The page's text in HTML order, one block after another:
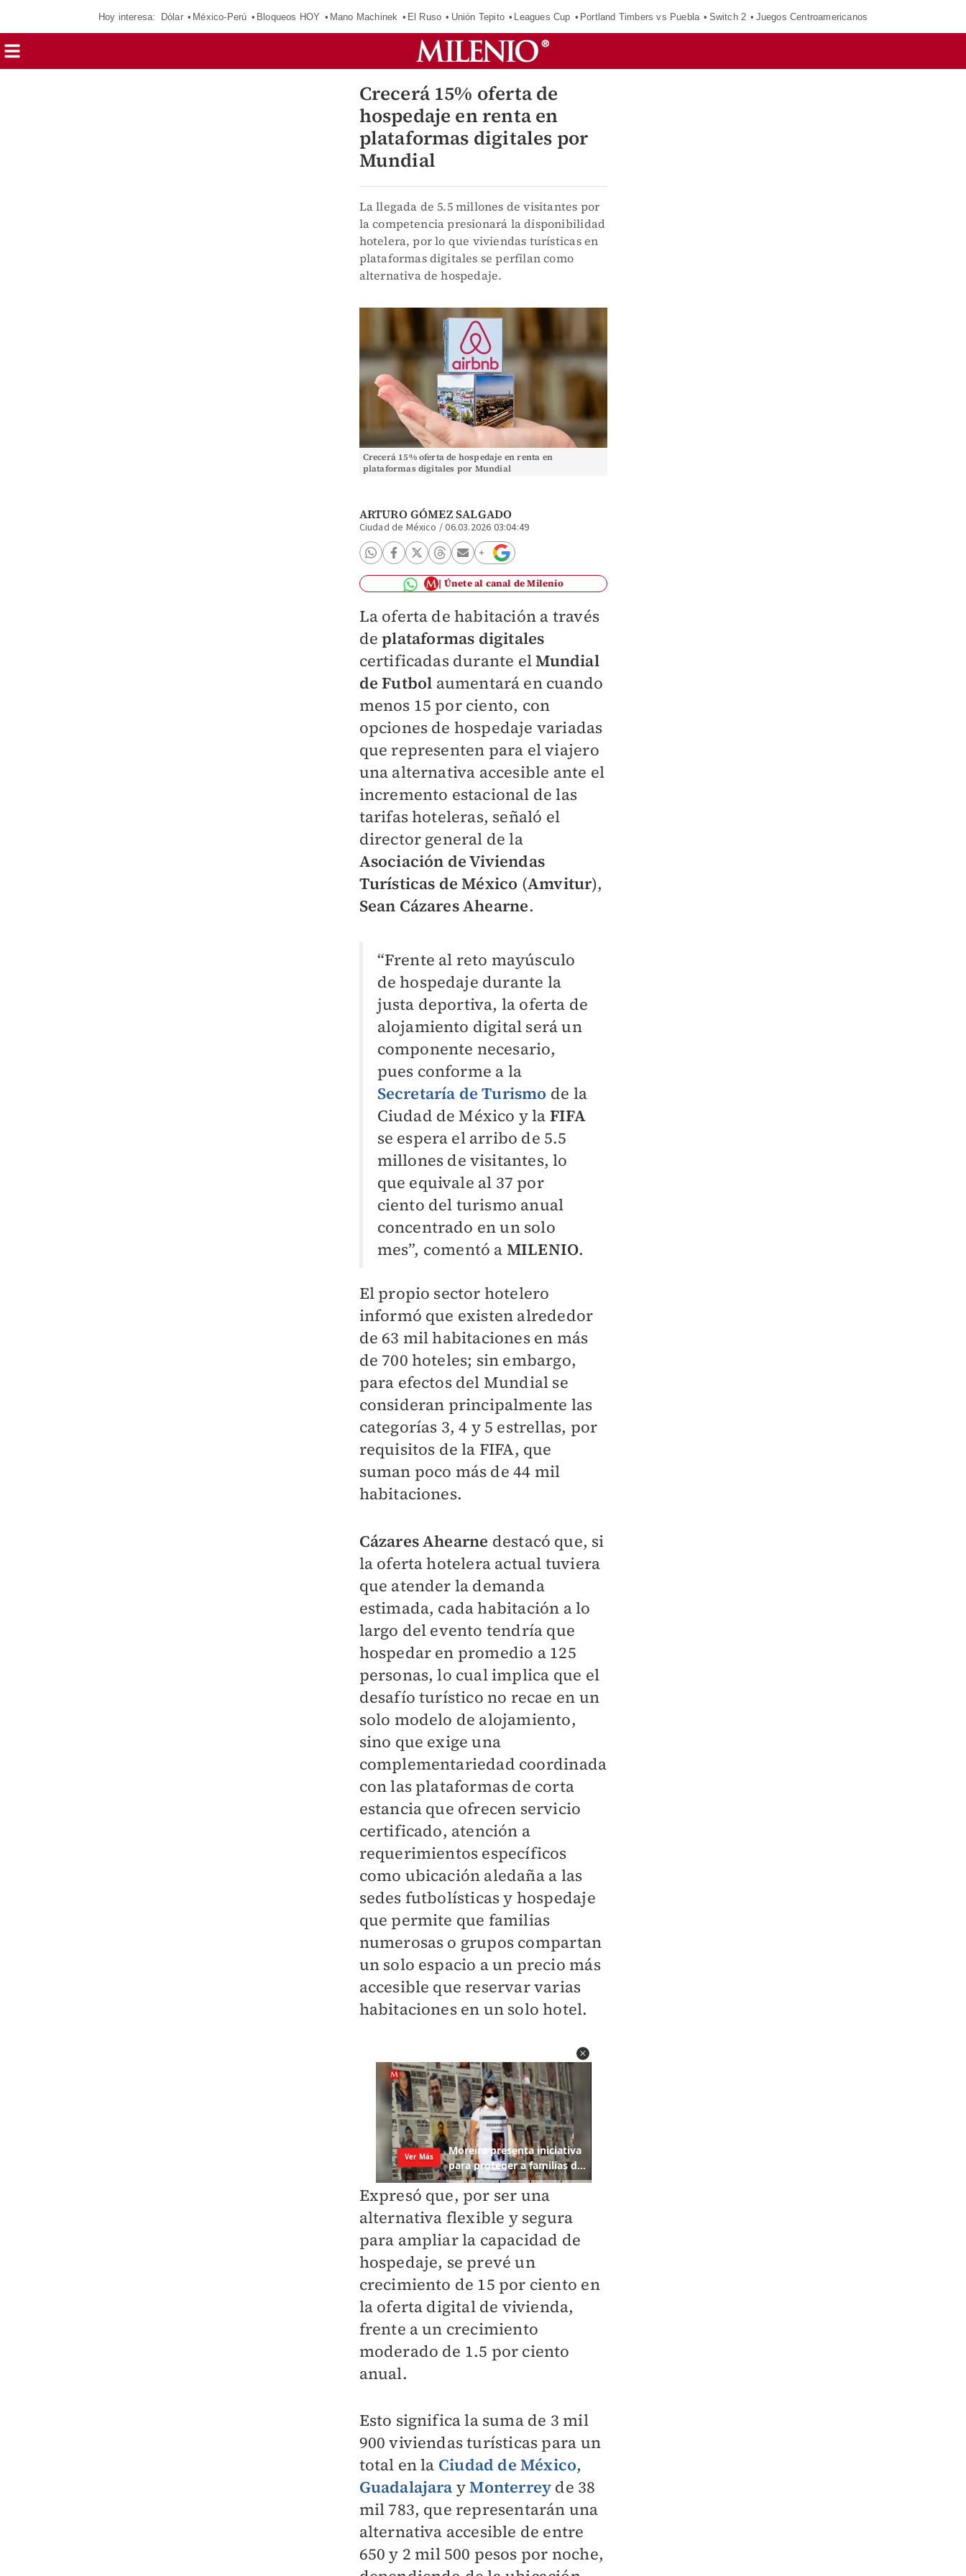
Hoy interesa: Dólar México-Perú Bloqueos HOY Mano Machinek El Ruso Unión Tepito Leagues Cup Portland Timbers vs Puebla Switch 2 Juegos Centroamericanos
Crecerá 15% oferta de
hospedaje en renta en
plataformas digitales por
Mundial
La llegada de 5.5 millones de visitantes por
la competencia presionará la disponibilidad
hotelera, por lo que viviendas turísticas en
plataformas digitales se perfilan como
alternativa de hospedaje.
Crecerá 15% oferta de hospedaje en renta en
plataformas digitales por Mundial
ARTURO GÓMEZ SALGADO
Ciudad de México /06.03.2026 03:04:49
Únete al canal de Milenio
La oferta de habitación a través
deplataformas digitales
certificadas durante elMundial
de Futbol aumentará en cuando
menos 15 por ciento, con
opciones de hospedaje variadas
que representen para el viajero
una alternativa accesible ante el
incremento estacional de las
tarifas hoteleras, señaló el
director general de la
Asociación de Viviendas
Turísticas de México (Amvitur),
Sean Cázares Ahearne.
“Frente al reto mayúsculo
de hospedaje durante la
justa deportiva, la oferta de
alojamiento digital será un
componente necesario,
pues conforme a la
Secretaría de Turismo de la
Ciudad de México y la FIFA
se espera el arribo de 5.5
millones de visitantes, lo
que equivale al 37 por
ciento del turismo anual
concentrado en un solo
mes”, comentó a MILENIO.
El propio sector hotelero
informó que existen alrededor
de 63 mil habitaciones en más
de 700 hoteles; sin embargo,
para efectos del Mundial se
consideran principalmente las
categorías 3, 4 y 5 estrellas, por
requisitos de la FIFA, que
suman poco más de 44 mil
habitaciones.
Cázares Ahearne destacó que, si
la oferta hotelera actual tuviera
que atender la demanda
estimada, cada habitación a lo
largo del evento tendría que
hospedar en promedio a 125
personas, lo cual implica que el
desafío turístico no recae en un
solo modelo de alojamiento,
sino que exige una
complementariedad coordinada
con las plataformas de corta
estancia que ofrecen servicio
certificado, atención a
requerimientos específicos
como ubicación aledaña a las
sedes futbolísticas y hospedaje
que permite que familias
numerosas o grupos compartan
un solo espacio a un precio más
accesible que reservar varias
habitaciones en un solo hotel.
Expresó que, por ser una
alternativa flexible y segura
para ampliar la capacidad de
hospedaje, se prevé un
crecimiento de 15 por ciento en
la oferta digital de vivienda,
frente a un crecimiento
moderado de 1.5 por ciento
anual.
Esto significa la suma de 3 mil
900 viviendas turísticas para un
total en la Ciudad de México,
Guadalajara yMonterrey de 38
mil 783, que representarán una
alternativa accesible de entre
650 y 2 mil 500 pesos por noche,